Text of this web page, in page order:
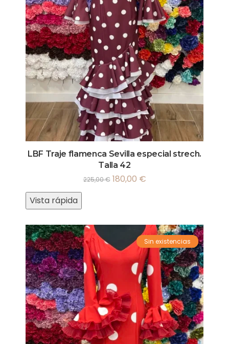
LBF Traje flamenca Sevilla especial strech.
Talla 42
225,00€ 180,00 €
Vista rápida
¡Oferta!
Sin existencias